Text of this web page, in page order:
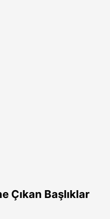
Çıkan Başlıklar